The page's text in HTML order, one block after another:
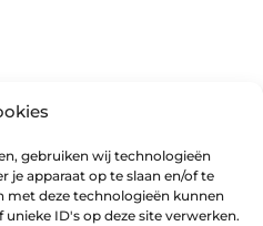
gebruiken wij technologieën
je apparaat op te slaan en/of te
met deze technologieën kunnen
ID's op deze site verwerken.